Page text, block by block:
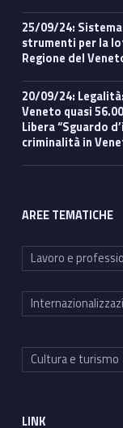
25/09/24: Sistema economico e legalità, regole e
strumenti per la
Regione del
20/09/24: Legalità: crimine proliferato in pandemia, in
Veneto quasi
Libera “Sguardo
criminalità in
AREE TEMATICHE
Lavoro e
Cultura e turismo
LINK